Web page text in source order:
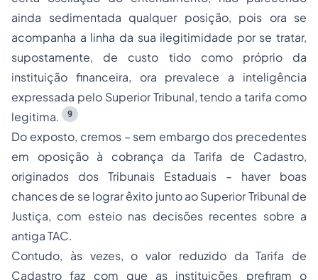
ainda sedimentada qualquer posição, pois ora se
acompanha a linha da sua ilegitimidade por se tratar,
supostamente, de custo tido como próprio da
instituição financeira, ora prevalece a inteligência
expressada pelo Superior Tribunal, tendo a tarifa como
legitima.
9
Do exposto, cremos – sem embargo dos precedentes
em oposição à cobrança da Tarifa de Cadastro,
originados dos Tribunais Estaduais – haver boas
chances de se lograr êxito junto ao Superior Tribunal de
Justiça, com esteio nas decisões recentes sobre a
antiga TAC.
Contudo, às vezes, o valor reduzido da Tarifa de
Cadastro faz com que as instituições prefiram o